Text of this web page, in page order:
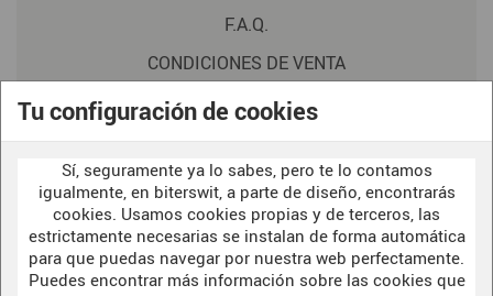
Tu configuración de cookies
Sí, seguramente ya lo sabes, pero te lo contamos
igualmente, en biterswit, a parte de diseño, encontrarás
cookies. Usamos cookies propias y de terceros, las
estrictamente necesarias se instalan de forma automática
para que puedas navegar por nuestra web perfectamente.
Puedes encontrar más información sobre las cookies que
F.A.Q.
CONDICIONES DE VENTA
POLITICA DE PRIVACIDAD
AVISO LEGAL
POLÍTICA DE COOKIES
WELCOME TO OUR
DARK SIDE